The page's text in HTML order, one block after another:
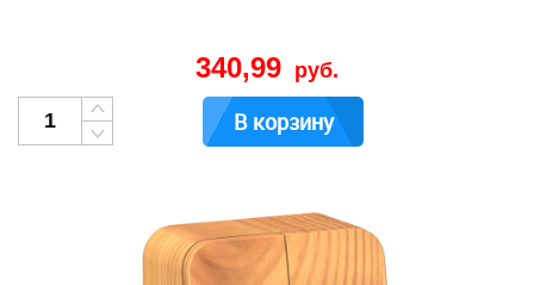
340,99 руб.
В корзину